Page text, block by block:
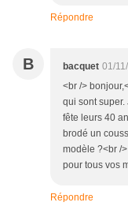
Répondre
B bacquet 01/
<br />
qui sont
fête leurs 40
brodé un
modèle ?<br /
pour tous vos
Répondre